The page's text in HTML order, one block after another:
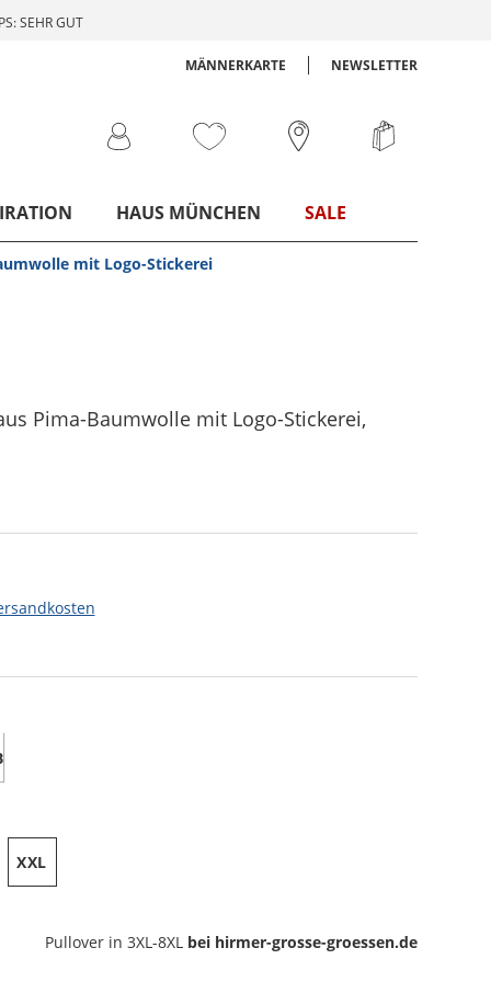
SEHR GUT
MÄNNERKARTE NEWSLETTER
HAUS MÜNCHEN SALE
mit Logo-Stickerei
Pima-Baumwolle mit Logo-Stickerei,
XXL
Pullover in 3XL-8XL bei hirmer-grosse-groessen.de